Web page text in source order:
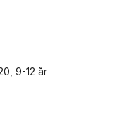
9-12 år
röster: